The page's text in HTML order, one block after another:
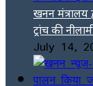
खनन मंत्रालय
ट्रांच की
July 14,